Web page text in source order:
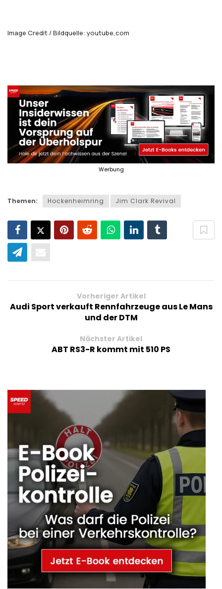
Image Credit / Bildquelle: youtube,com
Themen: Hockenheimring Jim Clark Revival
Vorheriger Artikel
Audi Sport verkauft Rennfahrzeuge aus Le Mans
und der DTM
Nächster Artikel
ABT RS3-R kommt mit 510 PS